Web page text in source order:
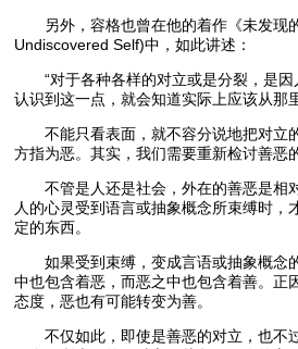
另外，容格也曾在他的着作《未发现
Undiscovered Self)中，如此讲述：
“对于各种各样的对立或是分裂，是因
认识到这一点，就会知道实际上应该从那
不能只看表面，就不容分说地把对立
方指为恶。其实，我们需要重新检讨善恶
不管是人还是社会，外在的善恶是相
人的心灵受到语言或抽象概念所束缚时，
定的东西。
如果受到束缚，变成言语或抽象概念
中也包含着恶，而恶之中也包含着善。正
态度，恶也有可能转变为善。
不仅如此，即使是善恶的对立，也不